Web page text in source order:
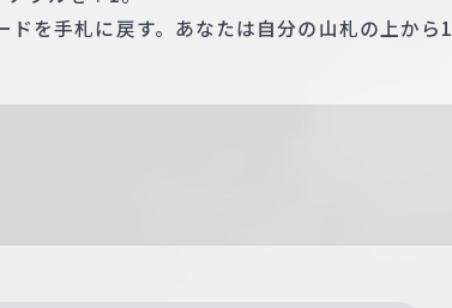
を手札に戻す。あなたは自分の山札の上から1